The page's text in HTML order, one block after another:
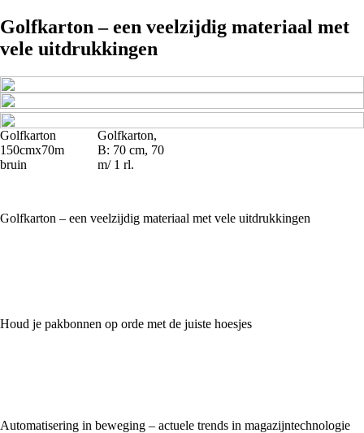
Golfkarton – een veelzijdig materiaal met
vele uitdrukkingen
Golfkarton
150cmx70m
bruin
Golfkarton,
B: 70 cm, 70
m/ 1 rl.
Golfkarton – een veelzijdig materiaal met vele uitdrukkingen
Houd je pakbonnen op orde met de juiste hoesjes
Automatisering in beweging – actuele trends in magazijntechnologie